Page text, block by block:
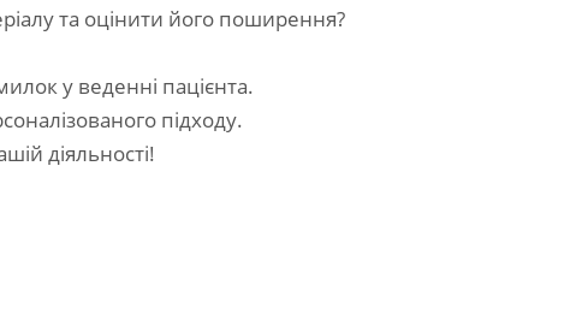
та оцінити його поширення?
у веденні пацієнта.
підходу.
діяльності!